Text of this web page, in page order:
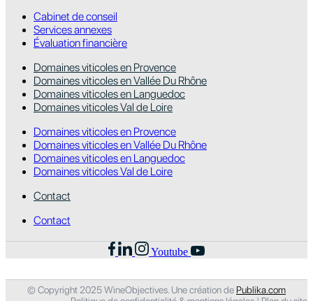
Cabinet de conseil
Services annexes
Évaluation financière
Domaines viticoles en Provence
Domaines viticoles en Vallée Du Rhône
Domaines viticoles en Languedoc
Domaines viticoles Val de Loire
Domaines viticoles en Provence
Domaines viticoles en Vallée Du Rhône
Domaines viticoles en Languedoc
Domaines viticoles Val de Loire
Contact
Contact
Youtube
© Copyright 2025 WineObjectives. Une création de Publika.com